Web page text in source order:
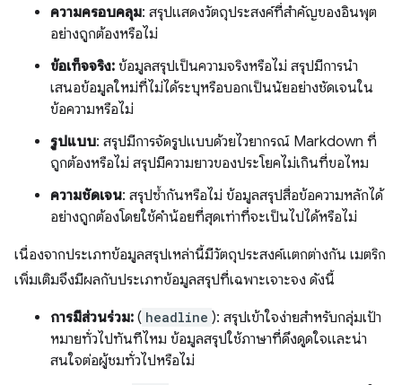
ความครอบคลุม: สรุปแสดงวัตถุประสงค์ที่สําคัญของอินพุต
อย่างถูกต้องหรือไม่
ข้อเท็จจริง: ข้อมูลสรุปเป็นความจริงหรือไม่ สรุปมีการนำ
เสนอข้อมูลใหม่ที่ไม่ได้ระบุหรือบอกเป็นนัยอย่างชัดเจนใน
ข้อความหรือไม่
รูปแบบ: สรุปมีการจัดรูปแบบด้วยไวยากรณ์ Markdown ที่
ถูกต้องหรือไม่ สรุปมีความยาวของประโยคไม่เกินที่ขอไหม
ความชัดเจน: สรุปซ้ำกันหรือไม่ ข้อมูลสรุปสื่อข้อความหลักได้
อย่างถูกต้องโดยใช้คำน้อยที่สุดเท่าที่จะเป็นไปได้หรือไม่
เนื่องจากประเภทข้อมูลสรุปเหล่านี้มีวัตถุประสงค์แตกต่างกัน เมตริก
เพิ่มเติมจึงมีผลกับประเภทข้อมูลสรุปที่เฉพาะเจาะจง ดังนี้
การมีส่วนร่วม: ( headline ): สรุปเข้าใจง่ายสำหรับกลุ่มเป้า
หมายทั่วไปทันทีไหม ข้อมูลสรุปใช้ภาษาที่ดึงดูดใจและน่า
สนใจต่อผู้ชมทั่วไปหรือไม่